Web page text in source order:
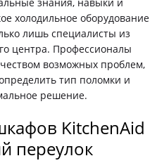
холодильное оборудование
лишь специалисты из
центра. Профессионалы
возможных проблем,
тип поломки и
решение.
KitchenAid
переулок